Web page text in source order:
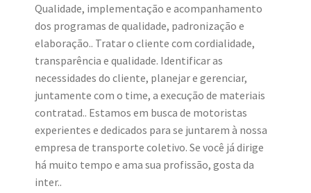
Qualidade, implementação e acompanhamento
dos programas de qualidade, padronização e
elaboração.. Tratar o cliente com cordialidade,
transparência e qualidade. Identificar as
necessidades do cliente, planejar e gerenciar,
juntamente com o time, a execução de materiais
contratad.. Estamos em busca de motoristas
experientes e dedicados para se juntarem à nossa
empresa de transporte coletivo. Se você já dirige
há muito tempo e ama sua profissão, gosta da
inter..